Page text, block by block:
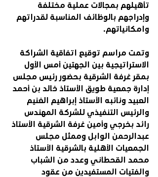
تأهيلهم بمجالات عملية مختلفة
وإدراجهم بالوظائف المناسبة لقدراتهم
وامكانياتهم.
وتمت مراسم توقيع اتفاقية الشراكة
الاستراتيجية بين الجهتين أمس الأول
بمقر غرفة الشرقية بحضور رئيس مجلس
إدارة جمعية طويق الأستاذ خالد بن أحمد
العبيد ونائبه الأستاذ إبراهيم الغنيم
والرئيس التنفيذي للشركة المهندس
رائد بخرجي وأمين غرفة الشرقية الأستاذ
عبدالرحمن الوابل وممثل مجلس
الجمعيات الأهلية بالشرقية الأستاذ
محمد القحطاني وعدد من الشباب
والفتيات المستفيدين من عقود